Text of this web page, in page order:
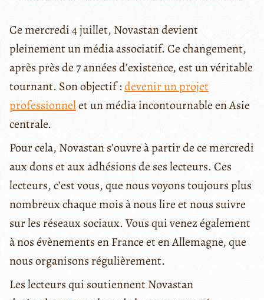
Ce mercredi 4 juillet, Novastan devient
pleinement un média associatif. Ce changement,
après près de 7 années d’existence, est un véritable
tournant. Son objectif :devenir un projet
professionnelet un média incontournable en Asie
centrale.
Pour cela, Novastan s’ouvre à partir de ce mercredi
aux dons et aux adhésions de ses lecteurs. Ces
lecteurs, c’est vous, que nous voyons toujours plus
nombreux chaque mois à nous lire et nous suivre
sur les réseaux sociaux. Vous qui venez également
à nos évènements en France et en Allemagne, que
nous organisons régulièrement.
Les lecteurs qui soutiennent Novastan